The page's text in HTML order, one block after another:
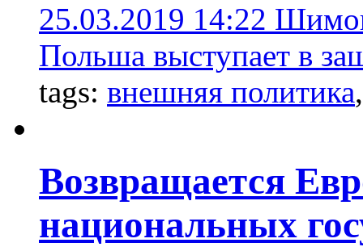
25.03.2019 14:22
Польша выступает в
tags: внешняя политика
Возвращается
национальных